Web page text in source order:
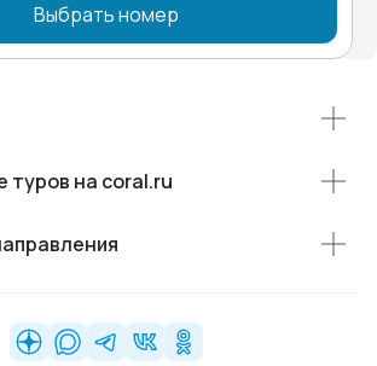
Выбрать номер
туров на coral.ru